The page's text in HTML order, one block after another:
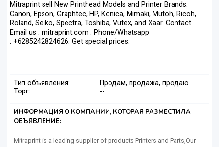
Mitraprint sell New Printhead Models and Printer Brands:
Canon, Epson, Graphtec, HP, Konica, Mimaki, Mutoh, Ricoh,
Roland, Seiko, Spectra, Toshiba, Vutex, and Xaar. Contact
Email us : mitraprint.com . Phone/Whatsapp
: +6285242824626. Get special prices.
Тип объявления:
Продам, продажа, продаю
Торг:
--
ИНФОРМАЦИЯ О КОМПАНИИ, КОТОРАЯ РАЗМЕСТИЛА
ОБЪЯВЛЕНИЕ:
Mitraprint is a leading supplier of products Printers and Parts,Our